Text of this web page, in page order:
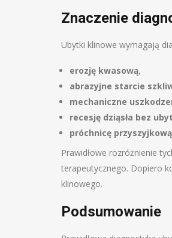
Znaczenie
Ubytki klinowe wymagają
erozję kwasową,
abrazyjne starcie
mechaniczne
recesję dziąsła bez
próchnicę przyszyjkową
Prawidłowe rozróżnienie
terapeutycznego. Dopiero
klinowego.
Podsumowanie